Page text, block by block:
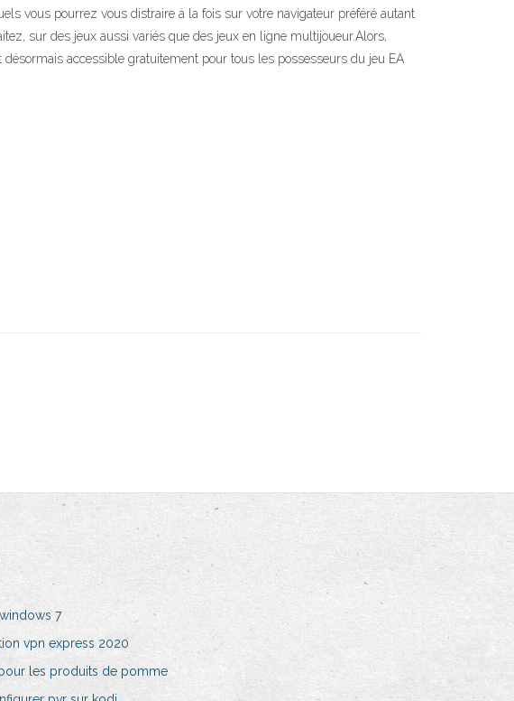
vous pourrez vous distraire à la fois sur votre navigateur préféré autant
sur des jeux aussi variés que des jeux en ligne multijoueur.Alors,
accessible gratuitement pour tous les possesseurs du jeu EA
7
vpn express 2020
les produits de pomme